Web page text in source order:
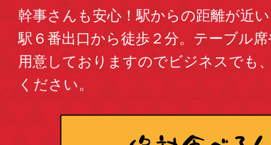
幹事さんも安心！駅からの距離が近
駅６番出口から徒歩２分。テーブル
用意しておりますのでビジネスでも
ください。